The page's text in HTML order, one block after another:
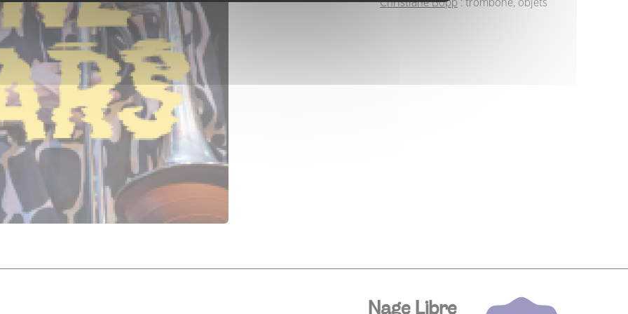
Christiane Bopp : trombone, objets
Nage Libre